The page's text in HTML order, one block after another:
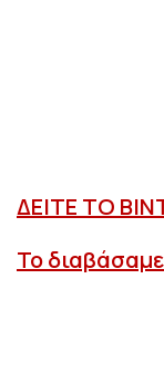
ΔΕΙΤΕ ΤΟ
Το